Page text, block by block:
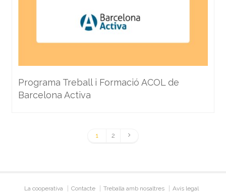
Programa Treball i Formació ACOL de
Barcelona Activa
1 2
La cooperativa Contacte Treballa amb nosaltres Avís legal